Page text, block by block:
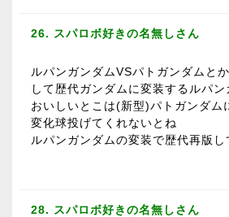
26. スパロボ好きの名無しさん
ルパンガンダムVSパトガンダムとか
して歴代ガンダムに変装するルパン
おいしいとこは(新型)パトガンダム
変化球投げてくれないとね
ルパンガンダムの変装で歴代再版し
28. スパロボ好きの名無しさん